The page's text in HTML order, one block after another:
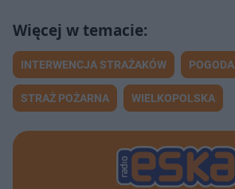
INTERWENCJA STRAŻAKÓW POGODA
STRAŻ POŻARNA WIELKOPOLSKA